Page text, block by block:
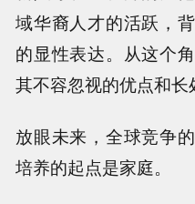
域华裔人才的活跃，
的显性表达。从这个
其不容忽视的优点和长
放眼未来，全球竞争
培养的起点是家庭。